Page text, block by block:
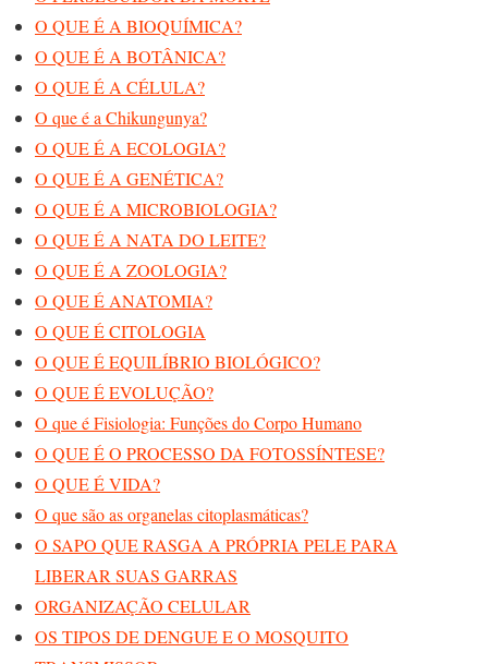
O QUE É A BIOQUÍMICA?
O QUE É A BOTÂNICA?
O QUE É A CÉLULA?
O que é a Chikungunya?
O QUE É A ECOLOGIA?
O QUE É A GENÉTICA?
O QUE É A MICROBIOLOGIA?
O QUE É A NATA DO LEITE?
O QUE É A ZOOLOGIA?
O QUE É ANATOMIA?
O QUE É CITOLOGIA
O QUE É EQUILÍBRIO BIOLÓGICO?
O QUE É EVOLUÇÃO?
O que é Fisiologia: Funções do Corpo Humano
O QUE É O PROCESSO DA FOTOSSÍNTESE?
O QUE É VIDA?
O que são as organelas citoplasmáticas?
O SAPO QUE RASGA A PRÓPRIA PELE PARA
LIBERAR SUAS GARRAS
ORGANIZAÇÃO CELULAR
OS TIPOS DE DENGUE E O MOSQUITO